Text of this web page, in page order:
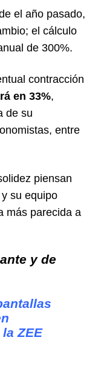
el año pasado,
el cálculo
de 300%.
contracción
en 33%,
de su
entre
piensan
su equipo
más parecida a
y de
ZEE